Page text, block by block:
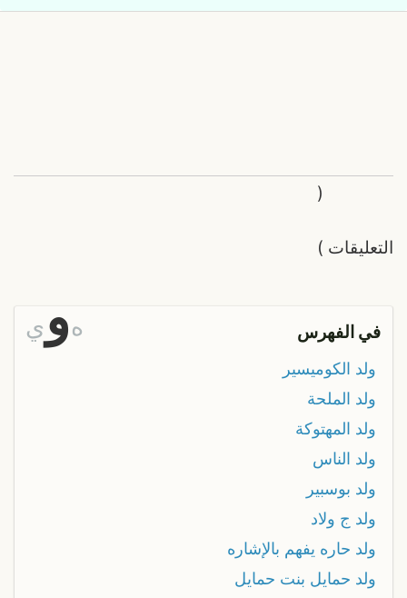
التعليقات
(
)
في الفهرس هو ي
ولد الكوميسير
ولد الملحة
ولد المهتوكة
ولد الناس
ولد بوسبير
ولد ج ولاد
ولد حاره يفهم بالإشاره
ولد حمايل بنت حمايل